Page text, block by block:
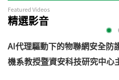
Featured Videos
精選影音
AI代理驅動下的物聯網安全
機系教授暨資安科技研究中心